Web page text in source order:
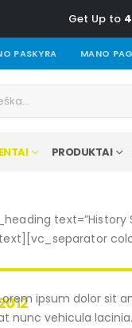
Get Up to
PASKYRA MANO
PRODUKTAI
text=”History
ipsum dolor sit
nunc vehicula